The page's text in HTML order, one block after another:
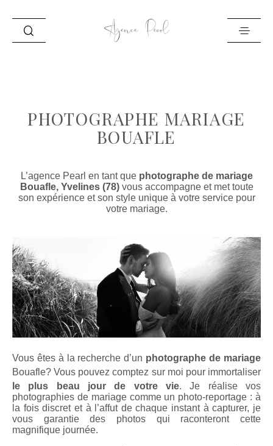
PORTFOLIO
PHOTOGRAPHE MARIAGE
BOUAFLE
L’agence Pearl en tant que photographe de mariage
Bouafle, Yvelines (78)vous accompagne et met toute
son expérience et son style unique à votre service pour
votre mariage.
Vous êtes à la recherche d’un photographe de mariage
Bouafle? Vous pouvez comptez sur moi pour immortaliser
le plus beau jour de votre vie. Je réalise vos
photographies de mariage comme un photo-reportage : à
la fois discret et à l’affut de chaque instant à capturer, je
vous garantie des photos qui raconteront cette
magnifique journée.